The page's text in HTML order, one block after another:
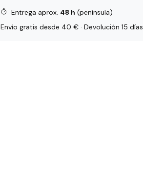
Entrega aprox. 48 h (península)
Envío gratis desde 40 € · Devolución 15 días